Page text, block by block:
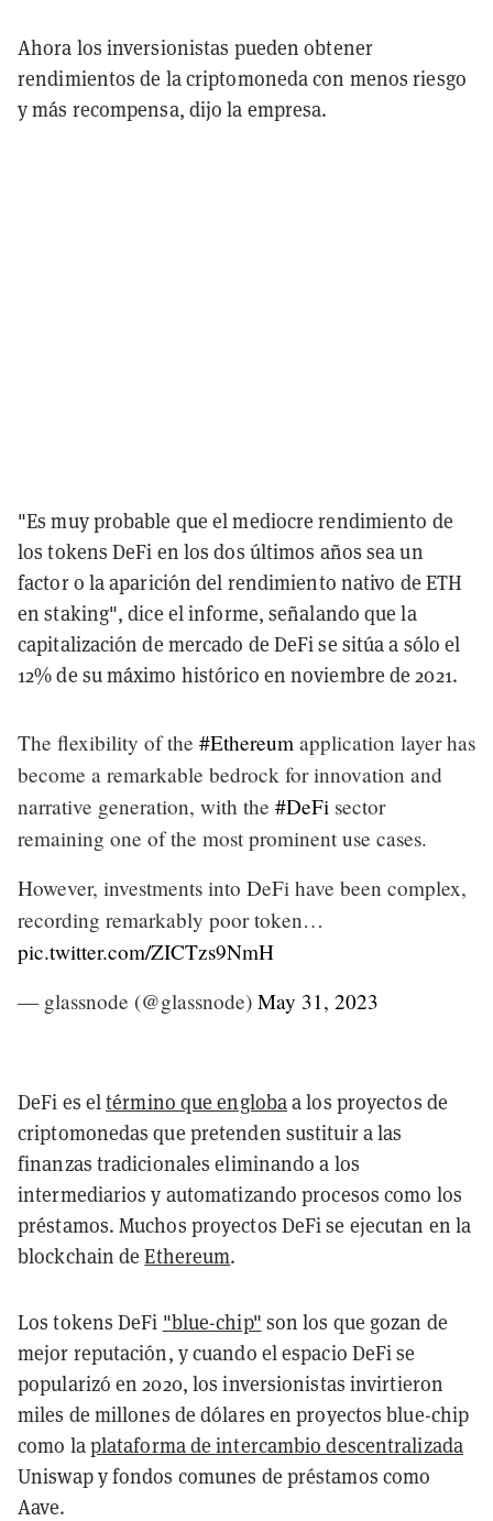
Ahora los inversionistas pueden obtener
rendimientos de la criptomoneda con menos riesgo
y más recompensa, dijo la empresa.
"Es muy probable que el mediocre rendimiento de
los tokens DeFi en los dos últimos años sea un
factor o la aparición del rendimiento nativo de ETH
en staking", dice el informe, señalando que la
capitalización de mercado de DeFi se sitúa a sólo el
12% de su máximo histórico en noviembre de 2021.
The flexibility of the #Ethereum application layer has
become a remarkable bedrock for innovation and
narrative generation, with the #DeFi sector
remaining one of the most prominent use cases.
However, investments into DeFi have been complex,
recording remarkably poor token…
pic.twitter.com/ZICTzs9NmH
— glassnode (@glassnode) May 31, 2023
DeFi es eltérmino que englobaa los proyectos de
criptomonedas que pretenden sustituir a las
finanzas tradicionales eliminando a los
intermediarios y automatizando procesos como los
préstamos. Muchos proyectos DeFi se ejecutan en la
blockchain deEthereum.
Los tokens DeFi "blue-chip" son los que gozan de
mejor reputación, y cuando el espacio DeFi se
popularizó en 2020, los inversionistas invirtieron
miles de millones de dólares en proyectos blue-chip
como laplataforma de intercambio descentralizada
Uniswap y fondos comunes de préstamos como
Aave.